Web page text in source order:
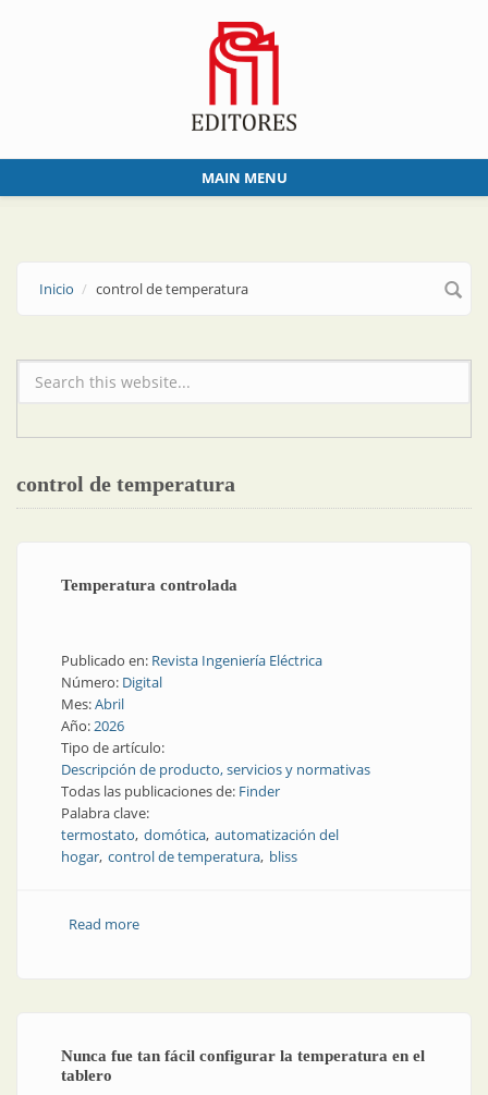
MAIN MENU
Inicio control de temperatura
Formulario de búsqueda
control de temperatura
Temperatura controlada
Publicado en: Revista Ingeniería Eléctrica
Número: Digital
Mes:Abril
Año:2026
Tipo de artículo:
Descripción de producto, servicios y normativas
Todas las publicaciones de: Finder
Palabra clave:
termostato domótica automatización del
hogar control de temperatura bliss
Read moreabout Temperatura controlada
Nunca fue tan fácil configurar la temperatura en el
tablero